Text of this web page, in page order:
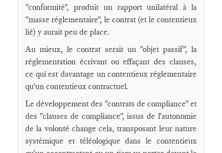
"conformité", produit un rapport unilatéral à la
"masse réglementaire", le contrat (et le contentieux
lié) y aurait peu de place.
Au mieux, le contrat serait un "objet passif", la
réglementation écrivant ou effaçant des clauses,
ce qui est davantage un contentieux réglementaire
qu'un contentieux contractuel.
Le développement des "contrats de compliance" et
des "clauses de compliance", issus de l'autonomie
de la volonté change cela, transposant leur nature
systémique et téléologique dans le contentieux